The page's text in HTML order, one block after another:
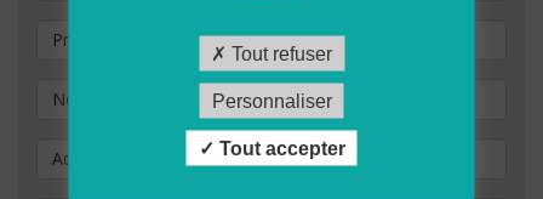
Prénom
Nom
Adresse
Tout refuser
Personnaliser
Tout accepter